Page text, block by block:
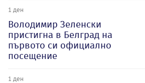
1 ден
Володимир Зеленски
пристигна в Белград на
първото си официално
посещение
1 ден